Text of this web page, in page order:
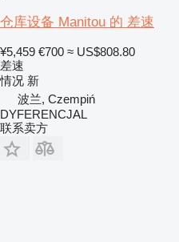
仓库设备 Manitou 的 差速
¥5,459 €700 ≈ US$808.80
差速
情况 新
波兰, Czempiń
DYFERENCJAL
联系卖方